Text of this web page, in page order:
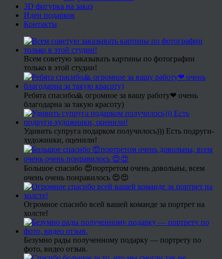
3D фигурка на заказ
Идеи подарков
Контакты
Всем советую заказывать картины по фотографии
только в этой студии!
Ребята спасибо🙏 огромное за вашу работу❤ очень
благодарна за такую красоту)
Удивить супруга подарком получилось))) Есть подруги-
художники, оценили!
Большое спасибо 😍портретом очень довольны, всем
очень очень понравилось 😍😍
Огромное спасибо всей вашей команде за портрет на
холсте!
Безумно рады полученному подарку — портрету по
фото, видео отзыв.